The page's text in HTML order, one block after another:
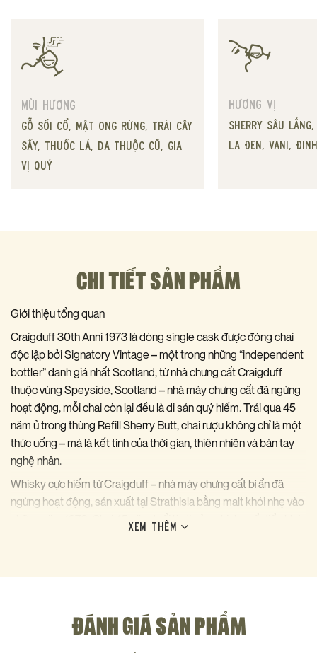
Mùi hương
gỗ sồi cổ, mật ong rừng, trái cây
sấy, thuốc lá, da thuộc cũ, gia
vị quý
Hương vị
sherry sâu
la đen, vani,
CHI TIẾT SẢN PHẨM
Giới thiệu tổng quan
Craigduff 30th Anni 1973 là dòng single cask được đóng chai
độc lập bởi Signatory Vintage – một trong những “independent
bottler” danh giá nhất Scotland, từ nhà chưng cất Craigduff
thuộc vùng Speyside, Scotland – nhà máy chưng cất đã ngừng
hoạt động, mỗi chai còn lại đều là di sản quý hiếm. Trải qua 45
năm ủ trong thùng Refill Sherry Butt, chai rượu không chỉ là một
thức uống – mà là kết tinh của thời gian, thiên nhiên và bàn tay
nghệ nhân.
Whisky cực hiếm từ Craigduff – nhà máy chưng cất bí ẩn đã
ngừng hoạt động, sản xuất tại Strathisla bằng malt khói nhẹ vào
những năm 1970. Chai 45 năm tuổi là di sản whisky cổ điển khó
Hương vị & Trải nghiệm thưởng thức
Craigduff 30th Anni 1973 mang đến một trải nghiệm giác quan
XEM THÊM
ĐÁNH GIÁ SẢN PHẨM